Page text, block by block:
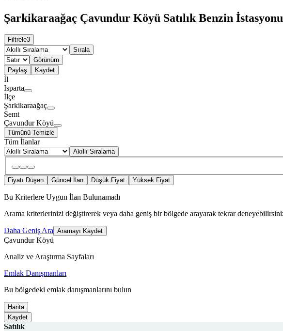
Şarkikaraağaç Çavundur Köyü Satılık Benzin
Filtrele3
Sırala
Görünüm
Paylaş
Kaydet
İl
Isparta
İlçe
Şarkikaraağaç
Semt
Çavundur Köyü
Tümünü Temizle
Tüm İlanlar
Akıllı Sıralama
Fiyatı Düşen Güncel İlan Düşük Fiyat Yüksek Fiyat
Bu Kriterlere Uygun İlan Bulunamadı
Arama kriterlerinizi değiştirerek veya daha geniş bir bölgede arayarak tekrar
Daha Geniş Ara Aramayı Kaydet
Çavundur Köyü
Analiz ve Araştırma Sayfaları
Emlak Danışmanları
Bu bölgedeki emlak danışmanlarını bulun
Harita
Kaydet
Satılık